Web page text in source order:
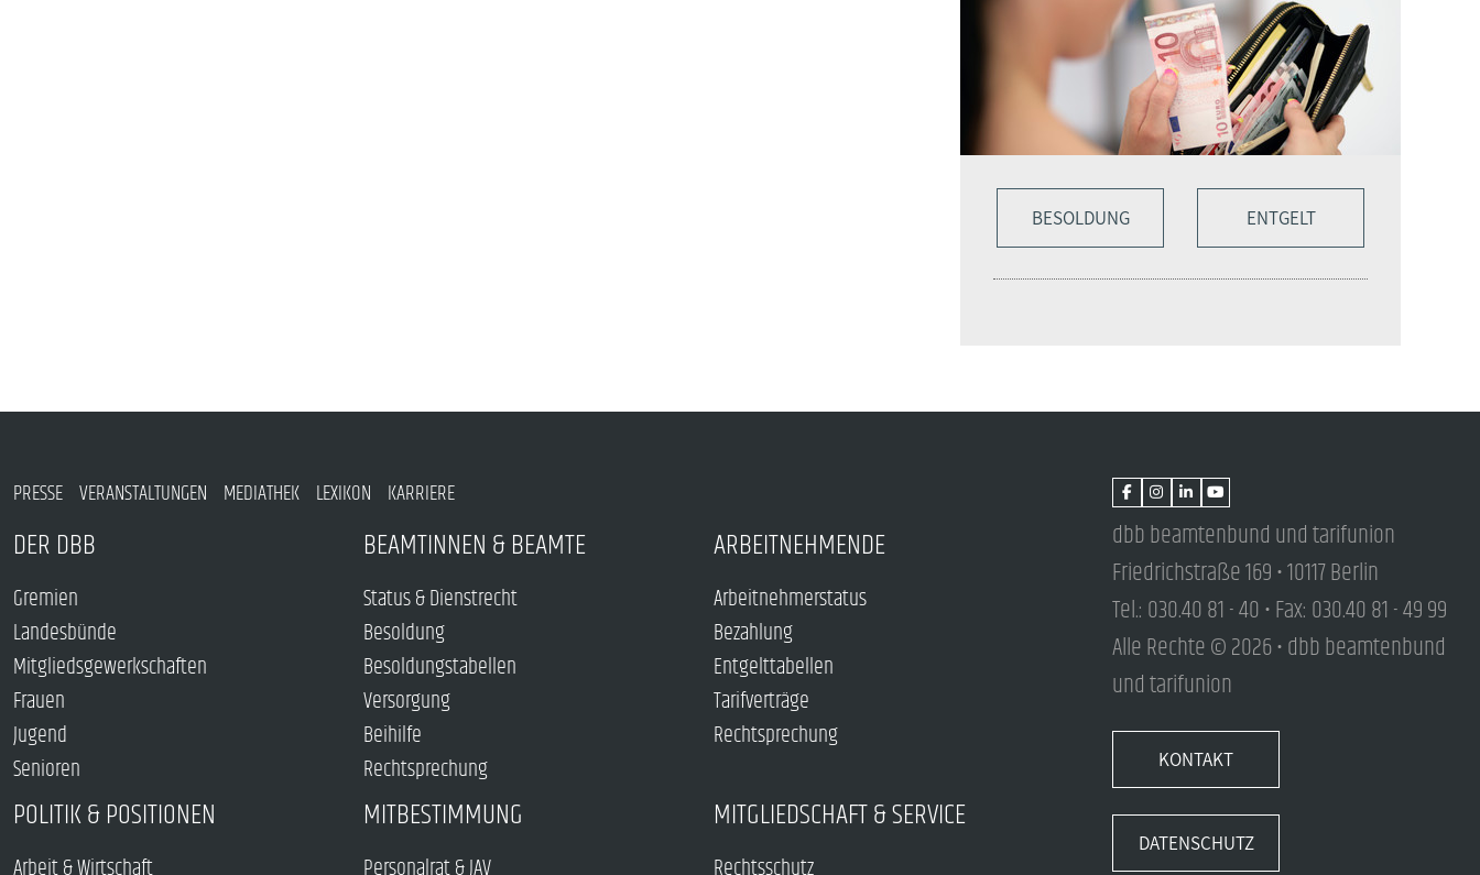
BESOLDUNG ENTGELT
PRESSE VERANSTALTUNGEN MEDIATHEK LEXIKON KARRIERE
DER DBB
Gremien
Landesbünde
Mitgliedsgewerkschaften
Frauen
Jugend
Senioren
BEAMTINNEN & BEAMTE
Status & Dienstrecht
Besoldung
Besoldungstabellen
Versorgung
Beihilfe
Rechtsprechung
ARBEITNEHMENDE
Arbeitnehmerstatus
Bezahlung
Entgelttabellen
Tarifverträge
Rechtsprechung
POLITIK & POSITIONEN MITBESTIMMUNG MITGLIEDSCHAFT & SERVICE
dbb beamtenbund und tarifunion
Friedrichstraße 169 • 10117 Berlin
Tel.: 030.40 81 - 40 • Fax: 030.40 81 - 49 99
Alle Rechte © 2026 • dbb beamtenbund
und tarifunion
KONTAKT
DATENSCHUTZ